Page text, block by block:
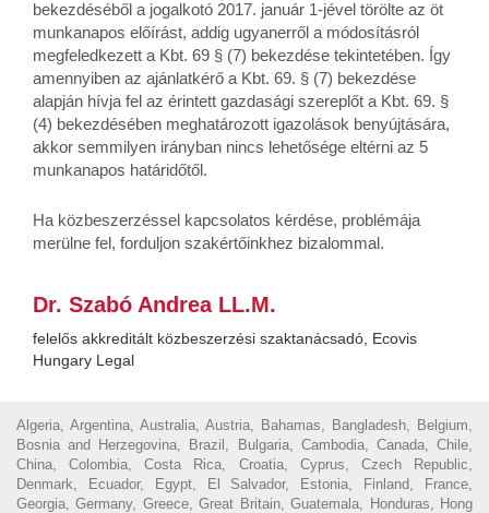
bekezdéséből a jogalkotó 2017. január 1-jével törölte az öt
munkanapos előírást, addig ugyanerről a módosításról
megfeledkezett a Kbt. 69 § (7) bekezdése tekintetében. Így
amennyiben az ajánlatkérő a Kbt. 69. § (7) bekezdése
alapján hívja fel az érintett gazdasági szereplőt a Kbt. 69. §
(4) bekezdésében meghatározott igazolások benyújtására,
akkor semmilyen irányban nincs lehetősége eltérni az 5
munkanapos határidőtől.
Ha közbeszerzéssel kapcsolatos kérdése, problémája
merülne fel, forduljon szakértőinkhez bizalommal.
Dr. Szabó Andrea LL.M.
felelős akkreditált közbeszerzési szaktanácsadó, Ecovis
Hungary Legal
Algeria, Argentina, Australia, Austria, Bahamas, Bangladesh, Belgium,
Bosnia and Herzegovina, Brazil, Bulgaria, Cambodia, Canada, Chile,
China, Colombia, Costa Rica, Croatia, Cyprus, Czech Republic,
Denmark, Ecuador, Egypt, El Salvador, Estonia, Finland, France,
Georgia, Germany, Greece, Great Britain, Guatemala, Honduras, Hong